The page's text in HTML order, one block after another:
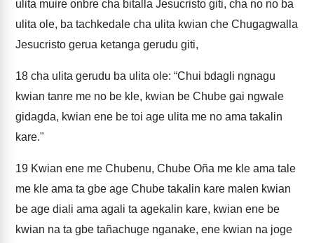
ulita muire onbre cha bitalla Jesucristo giti, cha no no ba
ulita ole, ba tachkedale cha ulita kwian che Chugagwalla
Jesucristo gerua ketanga gerudu giti,
18 cha ulita gerudu ba ulita ole: “Chui bdagli ngnagu
kwian tanre me no be kle, kwian be Chube gai ngwale
gidagda, kwian ene be toi age ulita me no ama takalin
kare."
19 Kwian ene me Chubenu, Chube Oña me kle ama tale
me kle ama ta gbe age Chube takalin kare malen kwian
be age diali ama agali ta agekalin kare, kwian ene be
kwian na ta gbe tañachuge nganake, ene kwian na joge